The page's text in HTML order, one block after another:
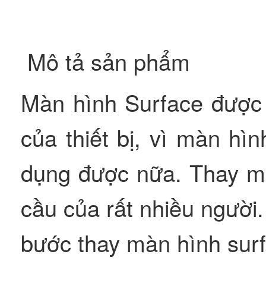
Mô tả sản phẩm
Màn hình Surface
của thiết bị, vì màn
dụng được nữa. Thay
cầu của rất nhiều
bước thay màn hình